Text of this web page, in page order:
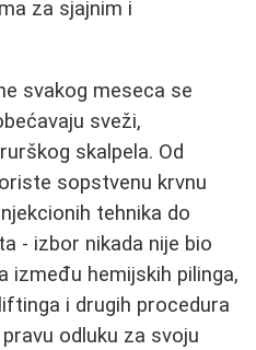
za sjajnim i
svakog meseca se
sveži,
skalpela. Od
sopstvenu krvnu
tehnika do
- izbor nikada nije bio
između hemijskih pilinga,
i drugih procedura
odluku za svoju